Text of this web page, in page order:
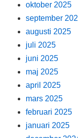
oktober 2025
september
augusti 2025
juli 2025
juni 2025
maj 2025
april 2025
mars 2025
februari 2025
januari 2025